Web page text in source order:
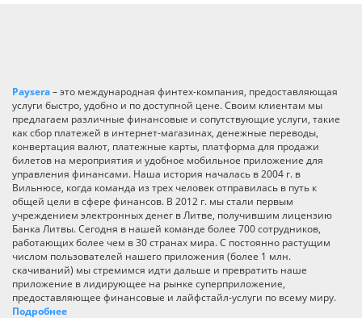
Paysera– это международная финтех-компания, предоставляющая
услуги быстро, удобно и по доступной цене. Своим клиентам мы
предлагаем различные финансовые и сопутствующие услуги, такие
как сбор платежей в интернет-магазинах, денежные переводы,
конвертация валют, платежные карты, платформа для продажи
билетов на мероприятия и удобное мобильное приложение для
управления финансами. Наша история началась в 2004 г. в
Вильнюсе, когда команда из трех человек отправилась в путь к
общей цели в сфере финансов. В 2012 г. мы стали первым
учреждением электронных денег в Литве, получившим лицензию
Банка Литвы. Сегодня в нашей команде более 700 сотрудников,
работающих более чем в 30 странах мира. С постоянно растущим
числом пользователей нашего приложения (более 1 млн.
скачиваний) мы стремимся идти дальше и превратить наше
приложение в лидирующее на рынке суперприложение,
предоставляющее финансовые и лайфстайл-услуги по всему миру.
Подробнее